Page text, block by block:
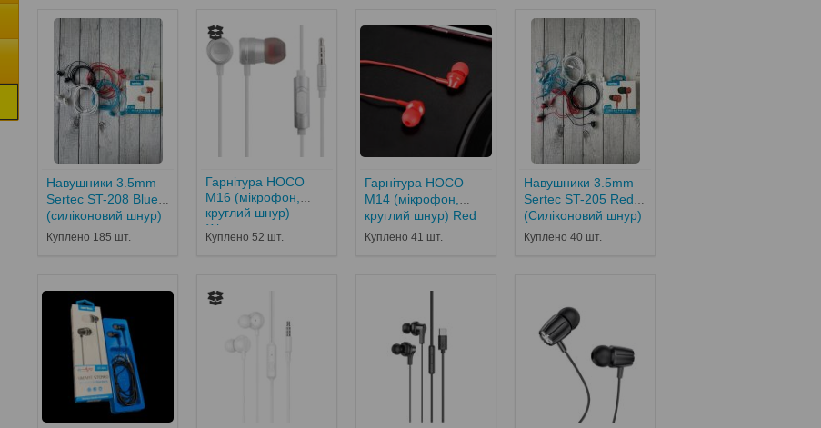
Навушники 3.5mm
Sertec ST-208 Blue
(силіконовий шнур)
Куплено 185 шт.
Гарнітура HOCO
M16 (мікрофон,
круглий шнур)
Silver...
Куплено 52 шт.
Гарнітура HOCO
M14 (мікрофон,
круглий шнур) Red
Куплено 41 шт.
Навушники 3.5mm
Sertec ST-205 Red
(Силіконовий шнур)
Куплено 40 шт.